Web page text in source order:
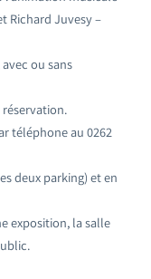
Richard Juvesy –
ou sans
au 0262
deux parking) et en
exposition, la salle